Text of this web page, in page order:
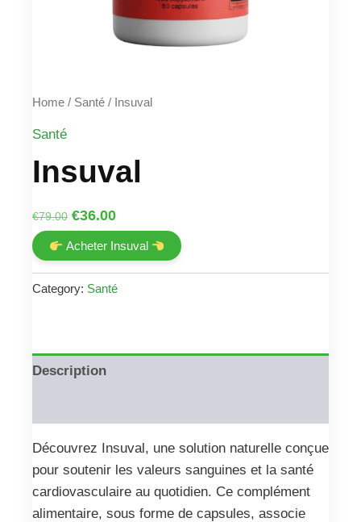
Home / Santé / Insuval
Santé
Insuval
€79.00 Original
price
was:
€79.00.
€36.00Current
price
is:
€36.00.
Acheter Insuval
Category: Santé
Description
Découvrez Insuval, une solution naturelle conçue
pour soutenir les valeurs sanguines et la santé
cardiovasculaire au quotidien. Ce complément
alimentaire, sous forme de capsules, associe